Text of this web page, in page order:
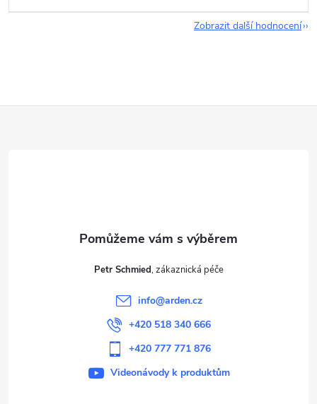
Zobrazit další hodnocení
Petr Schmied
info@arden.cz
+420 518 340 666
+420 777 771 876
Videonávody k produktům